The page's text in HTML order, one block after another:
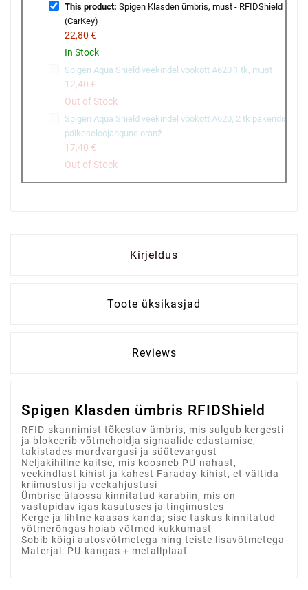
This product: Spigen Klasden ümbris, must - RFIDShield
(CarKey)
22,80 €
In Stock
Spigen Aqua Shield veekindel vöökott A620 1 tk, must
12,40 €
Out of Stock
Spigen Aqua Shield veekindel vöökott A620, 2 tk pakendis,
päikeseloojangune oranž
17,40 €
Out of Stock
Kirjeldus
Toote üksikasjad
Reviews
Spigen Klasden ümbris RFIDShield
RFID-skannimist tõkestav ümbris, mis sulgub kergesti
ja blokeerib võtmehoidja signaalide edastamise,
takistades murdvargusi ja süütevargust
Neljakihiline kaitse, mis koosneb PU-nahast,
veekindlast kihist ja kahest Faraday-kihist, et vältida
kriimustusi ja veekahjustusi
Ümbrise ülaossa kinnitatud karabiin, mis on
vastupidav igas kasutuses ja tingimustes
Kerge ja lihtne kaasas kanda; sise taskus kinnitatud
võtmerõngas hoiab võtmed kukkumast
Sobib kõigi autosvõtmetega ning teiste lisavõtmetega
Materjal: PU-kangas + metallplaat